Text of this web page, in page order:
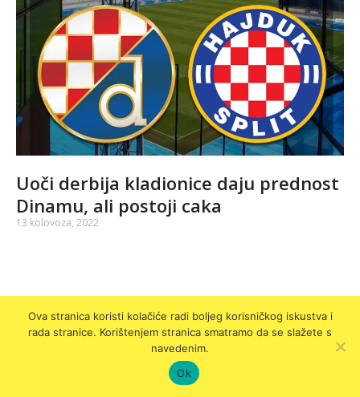
Uoči derbija kladionice daju prednost
Dinamu, ali postoji caka
13 kolovoza, 2022
© 2022 - POLICA PRIVATNOSTI
Ova stranica koristi kolačiće radi boljeg korisničkog iskustva i
rada stranice. Korištenjem stranica smatramo da se slažete s
navedenim.
Ok